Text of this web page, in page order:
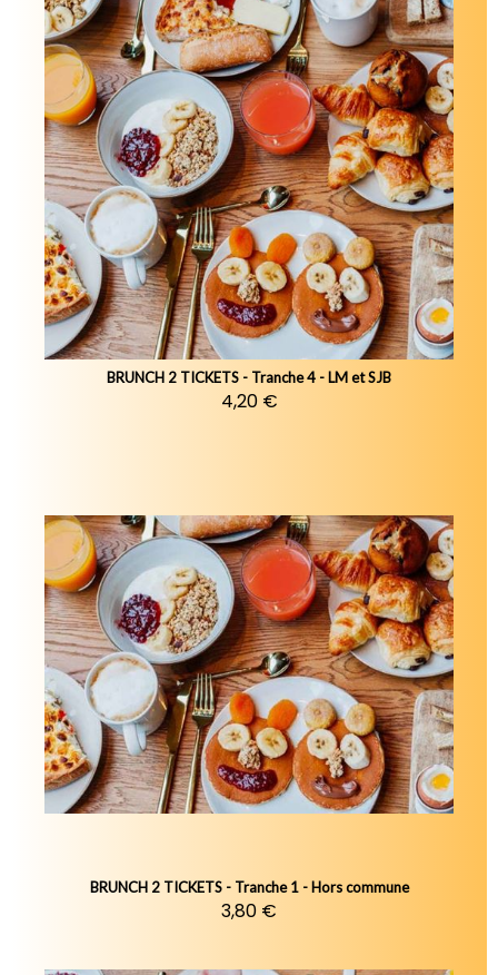
BRUNCH 2 TICKETS - Tranche 4 - LM et SJB
4,20 €
BRUNCH 2 TICKETS - Tranche 1 - Hors commune
3,80 €